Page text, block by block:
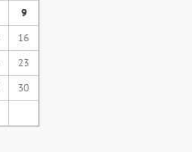
9
16
23
30